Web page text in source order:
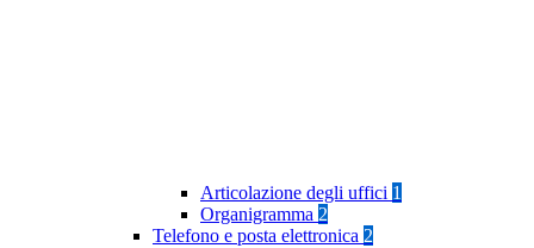
Articolazione degli uffici 1
Organigramma 2
Telefono e posta elettronica 2